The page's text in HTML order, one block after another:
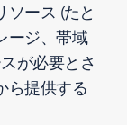
ソース (たと
ージ、帯域
が必要とさ
ら提供する